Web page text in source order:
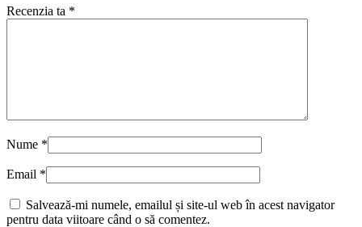
Recenzia ta *
Nume *
Email *
Salvează-mi numele, emailul și site-ul web în acest navigator
pentru data viitoare când o să comentez.